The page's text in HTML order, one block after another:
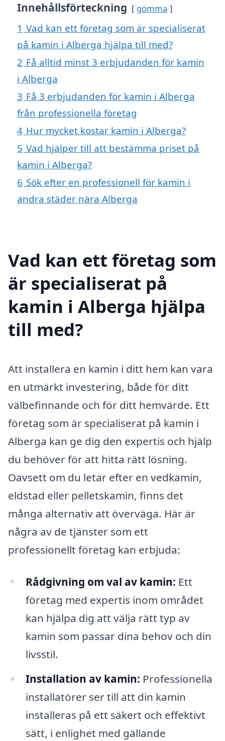
Innehållsförteckning gömma
1 Vad kan ett företag som är specialiserat
på kamin i Alberga hjälpa till med?
2 Få alltid minst 3 erbjudanden för kamin
i Alberga
3 Få 3 erbjudanden för kamin i Alberga
från professionella företag
4 Hur mycket kostar kamin i Alberga?
5 Vad hjälper till att bestämma priset på
kamin i Alberga?
6 Sök efter en professionell för kamin i
andra städer nära Alberga
Vad kan ett företag som
är specialiserat på
kamin i Alberga hjälpa
till med?
Att installera en kamin i ditt hem kan vara
en utmärkt investering, både för ditt
välbefinnande och för ditt hemvärde. Ett
företag som är specialiserat på kamin i
Alberga kan ge dig den expertis och hjälp
du behöver för att hitta rätt lösning.
Oavsett om du letar efter en vedkamin,
eldstad eller pelletskamin, finns det
många alternativ att överväga. Här är
några av de tjänster som ett
professionellt företag kan erbjuda:
Rådgivning om val av kamin: Ett
företag med expertis inom området
kan hjälpa dig att välja rätt typ av
kamin som passar dina behov och din
livsstil.
Installation av kamin: Professionella
installatörer ser till att din kamin
installeras på ett säkert och effektivt
sätt, i enlighet med gällande